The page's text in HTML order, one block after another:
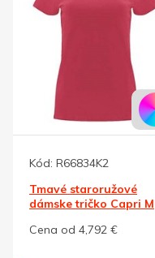
Kód: R66834K2
Tmavé staroružové
dámske tričko Capri M
Cena od 4,792 €